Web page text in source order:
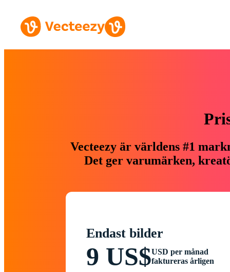
Vecteezy är världens #1
Det ger varumärken,
Endast bilder
9 US$USD per månad
faktureras årligen